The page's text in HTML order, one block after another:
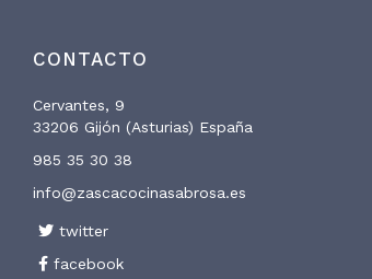
CONTACTO
Cervantes, 9
33206 Gijón (Asturias) España
985 35 30 38
info@zascacocinasabrosa.es
twitter
facebook